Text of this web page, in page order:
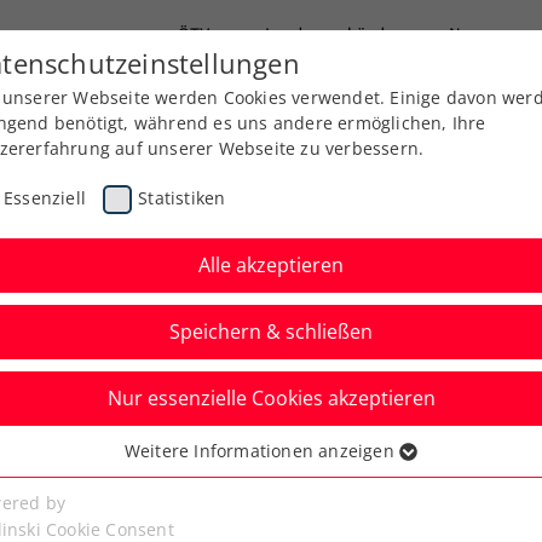
ÖTV Landesverbände News
Ausbildung Services Über uns
Aktuelle News
Webseite werden Cookies verwendet. Einige davon
benötigt, während es uns andere ermöglichen, Ihre
auf unserer Webseite zu verbessern.
Essenziell Statistiken
Alle akzeptieren
Speichern & schließen
Nur essenzielle Cookies akzeptieren
Cookies werden für grundlegende Funktionen der
benötigt. Dadurch ist gewährleistet, dass die Webseite
Weitere Informationen anzeigen
by
Cookie Consent